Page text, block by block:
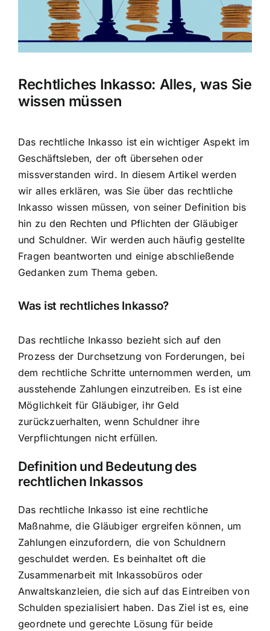
Hausratversicherung
Berufsunfähigkeitsversicherung
Weitere Tarifvergleiche
Rechtliches Inkasso: Alles, was Sie
wissen müssen
Das rechtliche Inkasso ist ein wichtiger Aspekt im
Geschäftsleben, der oft übersehen oder
missverstanden wird. In diesem Artikel werden
wir alles erklären, was Sie über das rechtliche
Inkasso wissen müssen, von seiner Definition bis
hin zu den Rechten und Pflichten der Gläubiger
und Schuldner. Wir werden auch häufig gestellte
Fragen beantworten und einige abschließende
Gedanken zum Thema geben.
Was ist rechtliches Inkasso?
Das rechtliche Inkasso bezieht sich auf den
Prozess der Durchsetzung von Forderungen, bei
dem rechtliche Schritte unternommen werden, um
ausstehende Zahlungen einzutreiben. Es ist eine
Möglichkeit für Gläubiger, ihr Geld
zurückzuerhalten, wenn Schuldner ihre
Verpflichtungen nicht erfüllen.
Definition und Bedeutung des
rechtlichen Inkassos
Das rechtliche Inkasso ist eine rechtliche
Maßnahme, die Gläubiger ergreifen können, um
Zahlungen einzufordern, die von Schuldnern
geschuldet werden. Es beinhaltet oft die
Zusammenarbeit mit Inkassobüros oder
Anwaltskanzleien, die sich auf das Eintreiben von
Schulden spezialisiert haben. Das Ziel ist es, eine
geordnete und gerechte Lösung für beide